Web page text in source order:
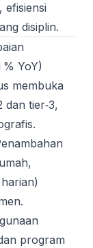
efisiensi
disiplin.
YoY)
membuka
dan tier‑3,
program